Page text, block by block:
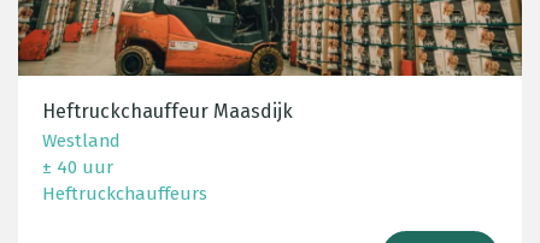
Heftruckchauffeur Maasdijk
Westland
± 40 uur
Heftruckchauffeurs